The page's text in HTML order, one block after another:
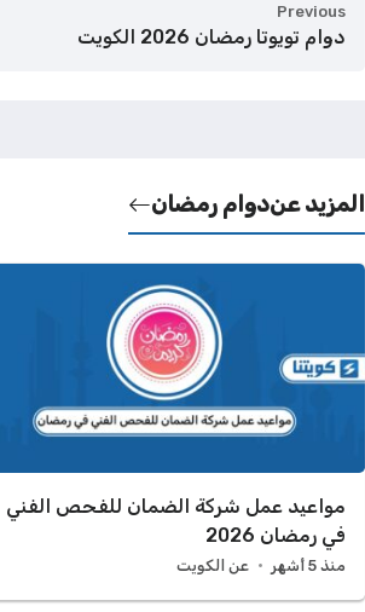
Previous
دوام تويوتا رمضان 2026 الكويت
المزيد عندوام رمضان
مواعيد عمل شركة الضمان للفحص الفني
في رمضان 2026
منذ 5 أشهر عن الكويت